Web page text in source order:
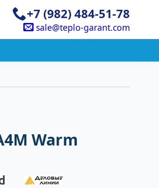
+7 (982) 484-51-78
sale@teplo-garant.com
Warm